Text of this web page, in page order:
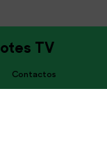
TV
Contactos